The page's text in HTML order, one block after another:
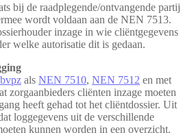
bij de raadplegende/ontvangende partij
wordt voldaan aan de NEN 7513.
inzage in wie cliëntgegevens
welke autorisatie dit is gedaan.
als NEN 7510, NEN 7512 en met
zorgaanbieders cliënten inzage moeten
heeft gehad tot het cliëntdossier. Uit
loggegevens uit de verschillende
kunnen worden in een overzicht.